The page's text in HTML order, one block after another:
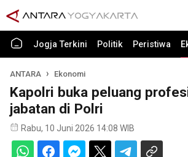
Jogja Terkini Politik Peristiwa
ANTARA Ekonomi
Kapolri buka peluang
jabatan di Polri
Rabu, 10 Juni 2026 14:08 WIB